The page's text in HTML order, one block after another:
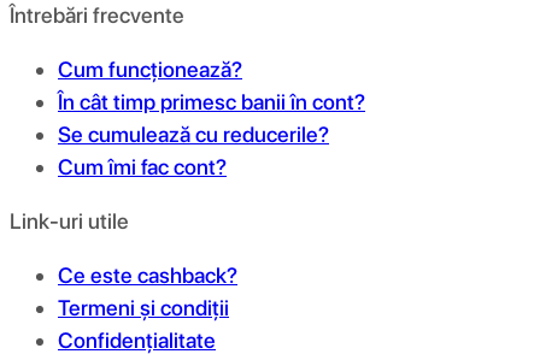
Întrebări frecvente
Cum funcționează?
În cât timp primesc banii în cont?
Se cumulează cu reducerile?
Cum îmi fac cont?
Link-uri utile
Ce este cashback?
Termeni și condiții
Confidențialitate